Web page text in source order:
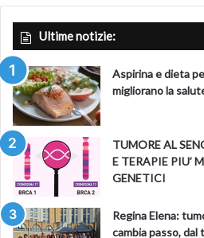
Ultime notizie:
Aspirina e dieta
migliorano la
TUMORE AL
E TERAPIE PIU’
GENETICI
Regina Elena:
cambia passo,